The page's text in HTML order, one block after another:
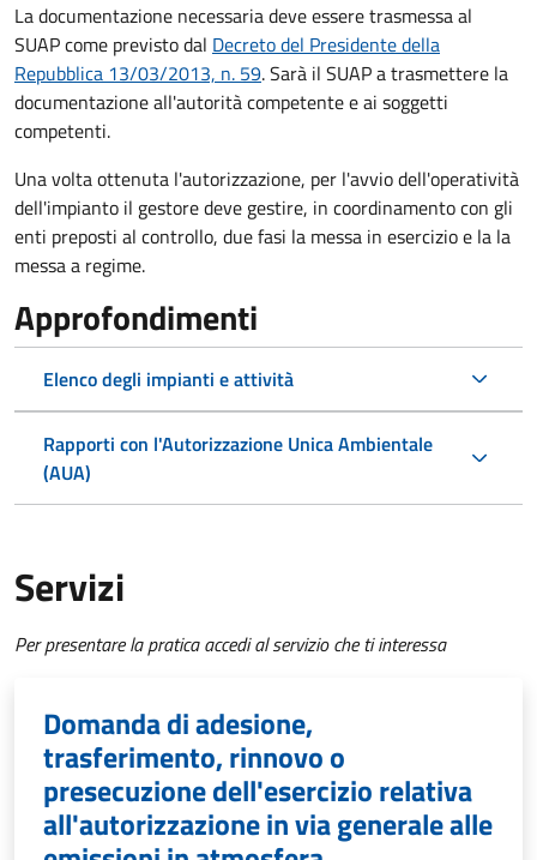
La documentazione necessaria deve essere trasmessa al
SUAP come previsto dal Decreto del Presidente della
Repubblica 13/03/2013, n. 59. Sarà il SUAP a trasmettere la
documentazione all'autorità competente e ai soggetti
competenti.
Una volta ottenuta l'autorizzazione, per l'avvio dell'operatività
dell'impianto il gestore deve gestire, in coordinamento con gli
enti preposti al controllo, due fasi la messa in esercizio e la la
messa a regime.
Approfondimenti
Elenco degli impianti e attività
Rapporti con l'Autorizzazione Unica Ambientale
(AUA)
Servizi
Per presentare la pratica accedi al servizio che ti interessa
Domanda di adesione,
trasferimento, rinnovo o
presecuzione dell'esercizio relativa
all'autorizzazione in via generale alle